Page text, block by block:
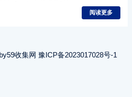
阅读更多
59收集网 豫ICP备2023017028号-1